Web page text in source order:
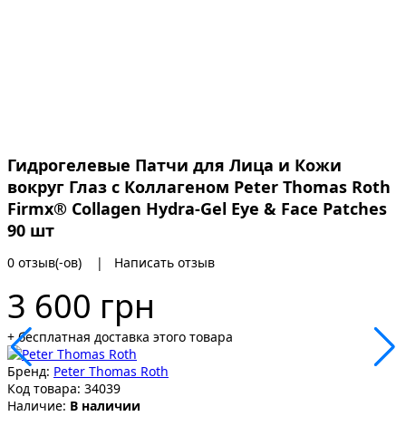
Гидрогелевые Патчи для Лица и Кожи
вокруг Глаз с Коллагеном Peter Thomas Roth
Firmx® Collagen Hydra-Gel Eye & Face Patches
90 шт
0 отзыв(-ов) | Написать отзыв
3 600 грн
+ бесплатная доставка этого товара
Бренд: Peter Thomas Roth
Код товара: 34039
Наличие: В наличии